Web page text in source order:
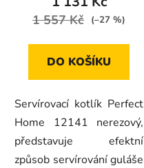
1 557 Kč (–27 %)
DO KOŠÍKU
Servírovací kotlík Perfect
Home 12141 nerezový,
představuje efektní
způsob servírování guláše